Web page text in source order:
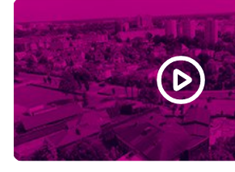
19:00
Własnymi ścieżkami
19:15
Powiat Wałecki Blisko Natury
19:35
Wielkopolska na Weekend
20:00
Informacje
20:15